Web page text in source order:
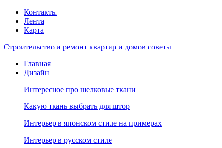
Контакты
Лента
Карта
Строительство и ремонт квартир и домов советы
Главная
Дизайн
Интересное про шелковые ткани
Какую ткань выбрать для штор
Интерьер в японском стиле на примерах
Интерьер в русском стиле